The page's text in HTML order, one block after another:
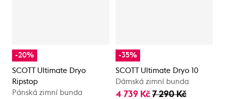
-20%
SCOTT Ultimate Dryo
Ripstop
Pánská zimní bunda
-35%
SCOTT Ultimate Dryo 10
Dámská zimní bunda
4 739 Kč 7 290 Kč